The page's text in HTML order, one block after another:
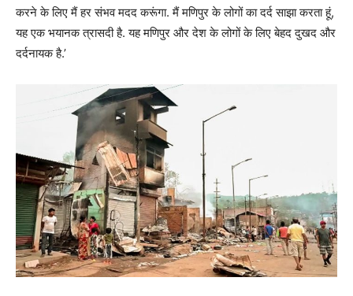
करने के लिए मैं हर संभव मदद करूंगा. मैं मणिपुर के लोगों का दर्द साझा करता हूं,
यह एक भयानक त्रासदी है. यह मणिपुर और देश के लोगों के लिए बेहद दुखद और
दर्दनायक है.’